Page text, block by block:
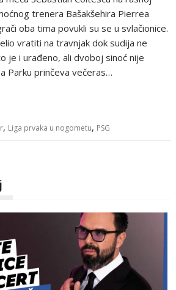
trenera Bašakšehira Pierrea
oba tima povukli su se u svlačionice.
vratiti na travnjak dok sudija ne
je i urađeno, ali dvoboj sinoć nije
Parku prinčeva večeras…
, Liga prvaka u nogometu, PSG